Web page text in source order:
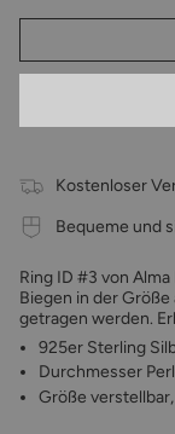
Kostenloser
Bequeme und
Ring ID #3 von
Biegen in der
getragen werden.
925er Sterling
Durchmesser
Größe